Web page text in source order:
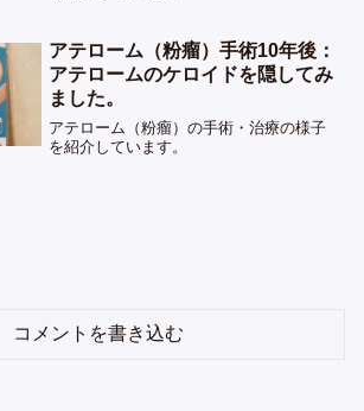
アテローム（粉瘤）手術10年後：
アテロームのケロイドを隠してみ
ました。
アテローム（粉瘤）の手術・治療の様子
を紹介しています。
コメントを書き込む